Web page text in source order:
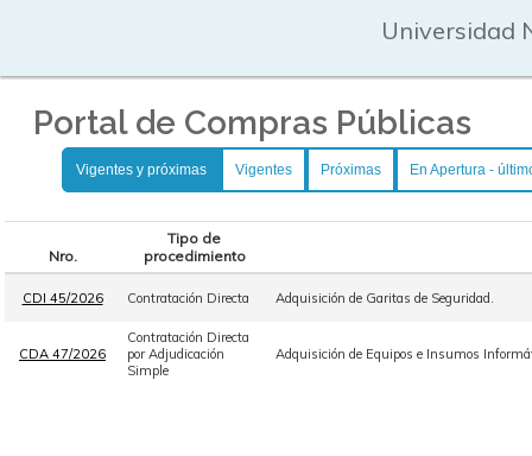
Universidad
Portal de Compras Públicas
Vigentes y próximas Vigentes Próximas En Apertura -
Nro.
Tipo de
procedimiento
CDI 45/2026 Contratación Directa Adquisición de Garitas de Seguridad.
CDA 47/2026
Contratación Directa
por Adjudicación
Simple
Adquisición de Equipos e Insumos